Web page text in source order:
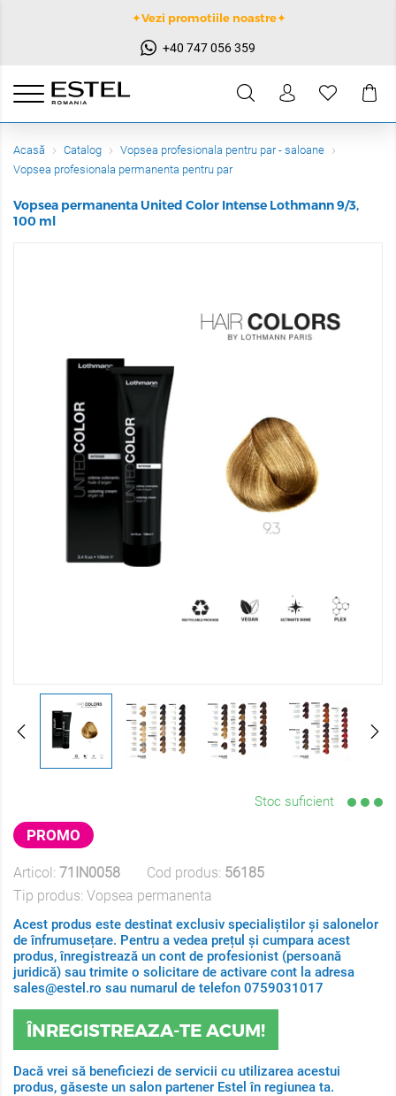
✦Vezi promotiile noastre✦
+40 747 056 359
Acasă Catalog
Vopsea profesionala pentru par - saloane
Vopsea profesionala permanenta pentru par
Vopsea permanenta United Color Intense Lothmann 9/3,
100 ml
Stoc suficient
PROMO
Articol: 71IN0058 Cod produs: 56185
Tip produs: Vopsea permanenta
Acest produs este destinat exclusiv specialiștilor și salonelor
de înfrumusețare. Pentru a vedea prețul și cumpara acest
produs, înregistrează un cont de profesionist (persoană
juridică) sau trimite o solicitare de activare cont la adresa
sales@estel.ro sau numarul de telefon 0759031017
ÎNREGISTREAZA-TE ACUM!
Dacă vrei să beneficiezi de servicii cu utilizarea acestui
produs, găseste un salon partener Estel în regiunea ta.